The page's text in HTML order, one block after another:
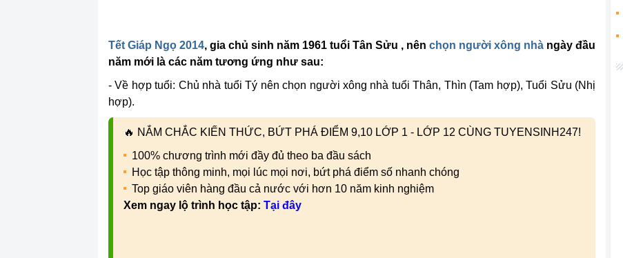
Tết Giáp Ngọ 2014, gia chủ sinh năm 1961 tuổi Tân Sửu , nên chọn người xông nhà ngày đầu
năm mới là các năm tương ứng như sau:
- Về hợp tuổi: Chủ nhà tuổi Tý nên chọn người xông nhà tuổi Thân, Thìn (Tam hợp), Tuổi Sửu (Nhị
hợp).
🔥 NẮM CHẮC KIẾN THỨC, BỨT PHÁ ĐIỂM 9,10 LỚP 1 - LỚP 12 CÙNG TUYENSINH247!
100% chương trình mới đầy đủ theo ba đầu sách
Học tập thông minh, mọi lúc mọi nơi, bứt phá điểm số nhanh chóng
Top giáo viên hàng đầu cả nước với hơn 10 năm kinh nghiệm
Xem ngay lộ trình học tập: Tại đây